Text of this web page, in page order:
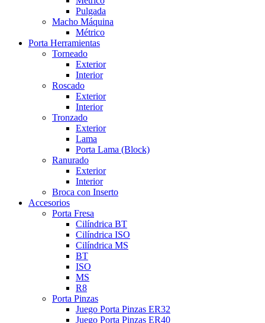
Pulgada
Macho Máquina
Métrico
Porta Herramientas
Torneado
Exterior
Interior
Roscado
Exterior
Interior
Tronzado
Exterior
Lama
Porta Lama (Block)
Ranurado
Exterior
Interior
Broca con Inserto
Accesorios
Porta Fresa
Cilíndrica BT
Cilíndrica ISO
Cilíndrica MS
BT
ISO
MS
R8
Porta Pinzas
Juego Porta Pinzas ER32
Juego Porta Pinzas ER40